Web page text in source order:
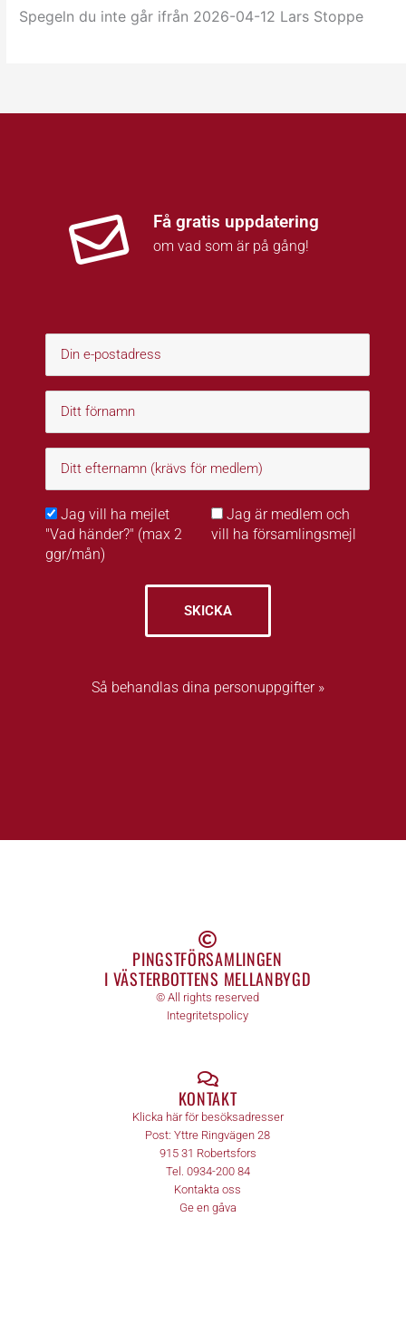
Spegeln du inte går ifrån 2026-04-12 Lars Stoppe
Få gratis uppdatering
om vad som är på gång!
Jag vill ha mejlet
"Vad händer?" (max 2
ggr/mån)
Jag är medlem och
vill ha församlingsmejl
SKICKA
Så behandlas dina personuppgifter »
PINGSTFÖRSAMLINGEN
I VÄSTERBOTTENS MELLANBYGD
© All rights reserved
Integritetspolicy
KONTAKT
Klicka här för besöksadresser
Post: Yttre Ringvägen 28
915 31 Robertsfors
Tel. 0934-200 84
Kontakta oss
Ge en gåva